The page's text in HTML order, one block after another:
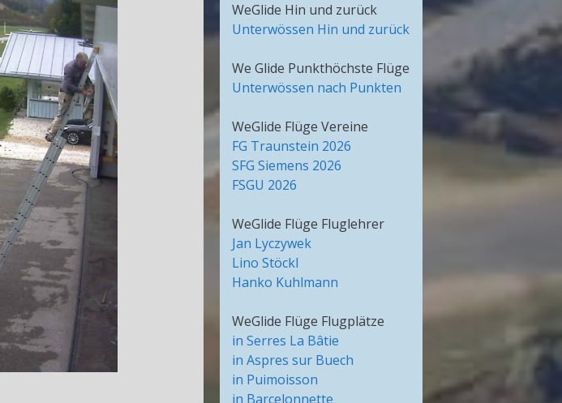
WeGlide Hin und zurück
Unterwössen Hin und zurück
We Glide Punkthöchste Flüge
Unterwössen nach Punkten
WeGlide Flüge Vereine
FG Traunstein 2026
SFG Siemens 2026
FSGU 2026
WeGlide Flüge Fluglehrer
Jan Lyczywek
Lino Stöckl
Hanko Kuhlmann
WeGlide Flüge Flugplätze
in Serres La Bâtie
in Aspres sur Buech
in Puimoisson
in Barcelonnette